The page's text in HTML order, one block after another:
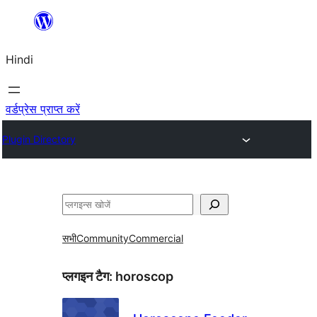
सामग्री
जाएं
Hindi
वर्डप्रेस प्राप्त करें
Plugin Directory
खोजें
सभीCommunityCommercial
प्लगइन टैग: horoscop